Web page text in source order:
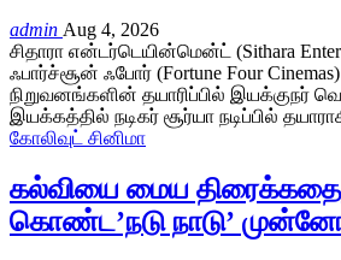
admin Aug 4, 2026
சிதாரா என்டர்டெயின்மென்ட் (Sithara
ஃபார்ச்சூன் ஃபோர் (Fortune Four
நிறுவனங்களின் தயாரிப்பில் இயக்குநர்
இயக்கத்தில் நடிகர் சூர்யா நடிப்பில்
கோலிவுட் சினிமா
கல்வியை மைய
கொண்ட’நடு நாடு’